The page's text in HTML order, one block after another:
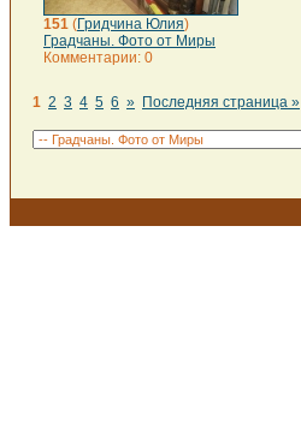
151 (Гридчина Юлия)
Градчаны. Фото от Миры
Комментарии: 0
1 2 3 4 5 6 » Последняя страница »